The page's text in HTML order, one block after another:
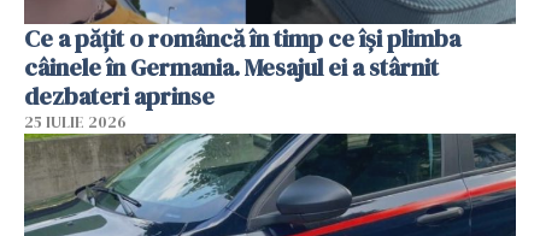
Ce a pățit o româncă în timp ce își plimba
câinele în Germania. Mesajul ei a stârnit
dezbateri aprinse
25 IULIE 2026